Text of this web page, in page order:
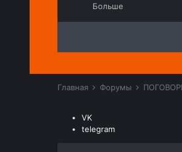
Больше
Главная Форумы
VK
telegram